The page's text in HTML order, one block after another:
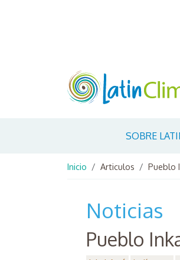
SOBRE
Ruta de
Inicio Articulos Pueblo
Noticias
Pueblo